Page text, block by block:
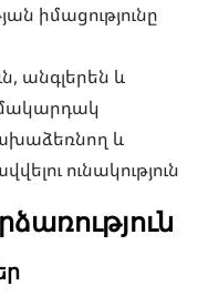
իմացությունը
անգլերեն և
մակարդակ
և
ունակություն